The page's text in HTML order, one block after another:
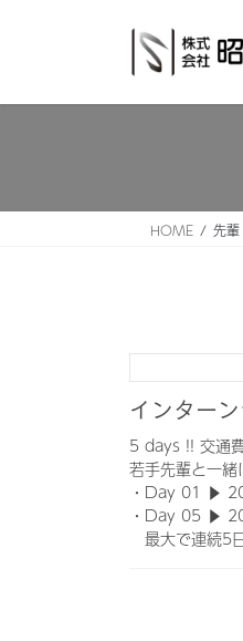
HOME 先輩
インター
5 days !! 交通
若手先輩と一緒
・Day 01 ▶
・Day 05 ▶
最大で連続5